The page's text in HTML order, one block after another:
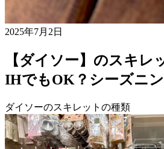
2025年7月2日
【ダイソー】のスキレ
IHでもOK？シーズニ
ダイソーのスキレットの種類